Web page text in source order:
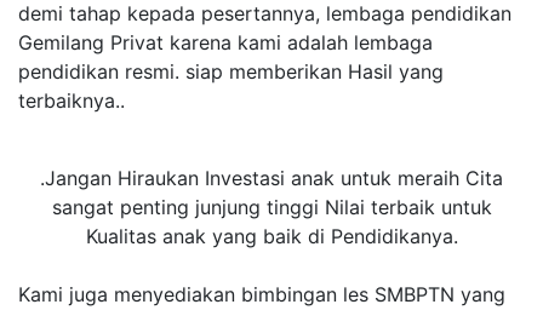
demi tahap kepada pesertannya, lembaga pendidikan
Gemilang Privat karena kami adalah lembaga
pendidikan resmi. siap memberikan Hasil yang
terbaiknya..
.Jangan Hiraukan Investasi anak untuk meraih Cita
sangat penting junjung tinggi Nilai terbaik untuk
Kualitas anak yang baik di Pendidikanya.
Kami juga menyediakan bimbingan les SMBPTN yang